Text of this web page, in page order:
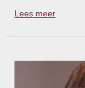
een beter aanbod
Lees meer